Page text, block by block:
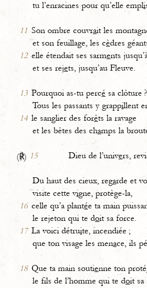
tu l’enracines pour qu’elle empli
11 Son ombre couvrait les
et son feuillage, les cèdres
12 elle étendait ses sarments
et ses rejets, jusqu’au Fleuve.
13 Pourquoi as-tu percé sa clôture ?
Tous les passants y grappillent
14 le sanglier des forêts la ravage
et les bêtes des champs la
(℟) 15 Dieu de l’univers,
Du haut des cieux, regarde et
visite cette vigne, protège-la,
16 celle qu’a plantée ta main
le rejeton qui te doit sa force.
17 La voici détruite, incendiée ;
que ton visage les menace, ils
18 Que ta main soutienne ton
le fils de l’homme qui te doit sa